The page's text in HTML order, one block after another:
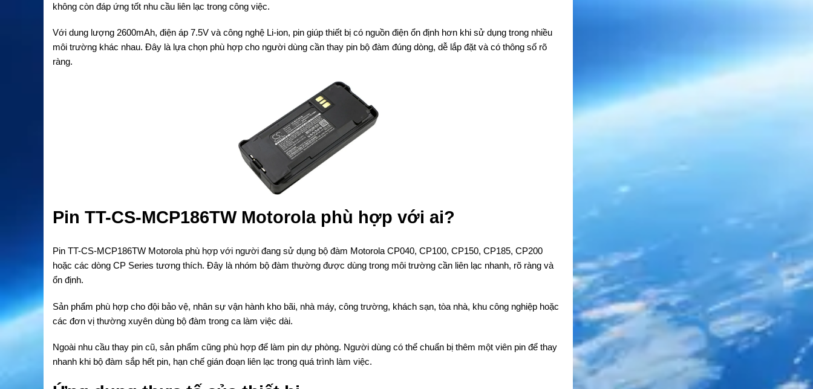
không còn đáp ứng tốt nhu cầu liên lạc trong công việc.
Với dung lượng 2600mAh, điện áp 7.5V và công nghệ Li-ion, pin giúp thiết bị có nguồn điện ổn định hơn khi sử dụng trong nhiều
môi trường khác nhau. Đây là lựa chọn phù hợp cho người dùng cần thay pin bộ đàm đúng dòng, dễ lắp đặt và có thông số rõ
ràng.
Pin TT-CS-MCP186TW Motorola phù hợp với ai?
Pin TT-CS-MCP186TW Motorolaphù hợp với người đang sử dụng bộ đàm Motorola CP040, CP100, CP150, CP185, CP200
hoặc các dòng CP Series tương thích. Đây là nhóm bộ đàm thường được dùng trong môi trường cần liên lạc nhanh, rõ ràng và
ổn định.
Sản phẩm phù hợp cho đội bảo vệ, nhân sự vận hành kho bãi, nhà máy, công trường, khách sạn, tòa nhà, khu công nghiệp hoặc
các đơn vị thường xuyên dùng bộ đàm trong ca làm việc dài.
Ngoài nhu cầu thay pin cũ, sản phẩm cũng phù hợp để làm pin dự phòng. Người dùng có thể chuẩn bị thêm một viên pin để thay
nhanh khi bộ đàm sắp hết pin, hạn chế gián đoạn liên lạc trong quá trình làm việc.